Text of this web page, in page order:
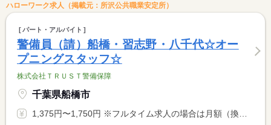
ハローワーク求人（掲載元：所沢公共職業安定所）
パート・アルバイト
警備員（請）船橋・習志野・八千代☆オー
プニングスタッフ☆
株式会社ＴＲＵＳＴ警備保障
千葉県船橋市
1,375円〜1,750円 ※フルタイム求人の場合は月額（換算額）、パート求人の場合は時間額を表示しています。